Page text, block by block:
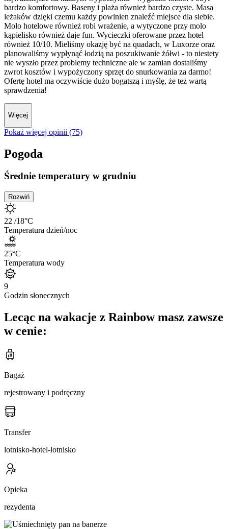
bardzo komfortowy. Baseny i plaża również bardzo czyste. Masa
leżaków dzięki czemu każdy powinien znaleźć miejsce dla siebie.
Molo hotelowe również robi wrażenie, a wytyczone przy molo
kąpielisko również daje fun. Wycieczki oferowane przez hotel
również 10/10. Mieliśmy okazję być na quadach, w Luxorze oraz
planowaliśmy wypłynąć łodzią na poszukiwanie żółwi - to niestety
nie wyszło przez problemy techniczne ale w zamian dostaliśmy
zwrot kosztów i wypożyczony sprzęt do snurkowania za darmo!
Ofertę hotel ma oczywiście dużo bogatszą i myślę, że też wartą
sprawdzenia!
Więcej
Pokaż więcej opinii (75)
Pogoda
Średnie temperatury w grudniu
Rozwiń
22 /18°C
Temperatura dzień/noc
25°C
Temperatura wody
9
Godzin słonecznych
Lecąc na wakacje z Rainbow masz zawsze
w cenie:
Bagaż
rejestrowany i podręczny
Transfer
lotnisko-hotel-lotnisko
Opieka
rezydenta